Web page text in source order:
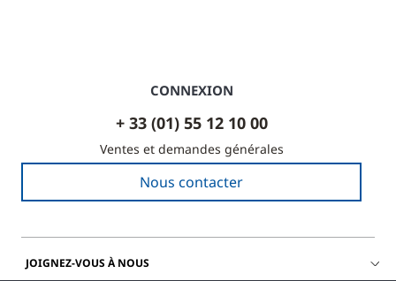
CONNEXION
+ 33 (01) 55 12 10 00
Ventes et demandes générales
Nous contacter
JOIGNEZ-VOUS À NOUS